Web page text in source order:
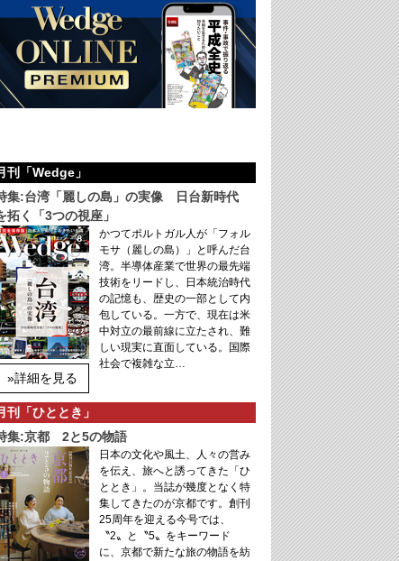
刊「Wedge」
集:台湾「麗しの島」の実像 日台新時代
拓く「3つの視座」
»詳細を見る
かつてポルトガル人が「フォル
モサ（麗しの島）」と呼んだ台
湾。半導体産業で世界の最先端
技術をリードし、日本統治時代
の記憶も、歴史の一部として内
包している。一方で、現在は米
中対立の最前線に立たされ、難
しい現実に直面している。国際
社会で複雑な立…
刊「ひととき」
集:京都 2と5の物語
日本の文化や風土、人々の営み
を伝え、旅へと誘ってきた「ひ
ととき」。当誌が幾度となく特
集してきたのが京都です。創刊
25周年を迎える今号では、
〝2〟と〝5〟をキーワード
に、京都で新たな旅の物語を紡